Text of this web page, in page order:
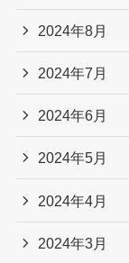
2024年8月
2024年7月
2024年6月
2024年5月
2024年4月
2024年3月